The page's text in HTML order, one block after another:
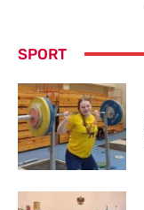
SPORT